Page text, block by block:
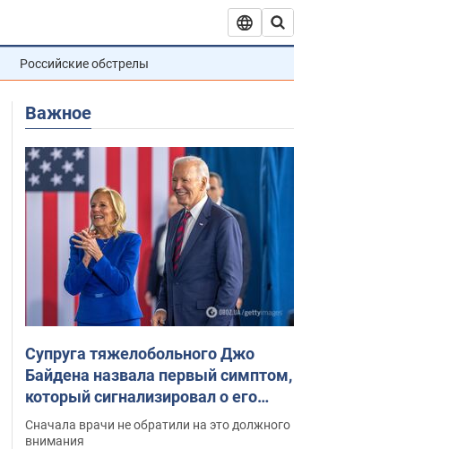
Российские обстрелы
Важное
Супруга тяжелобольного Джо
Байдена назвала первый симптом,
который сигнализировал о его
"агрессивном" раке
Сначала врачи не обратили на это должного
внимания